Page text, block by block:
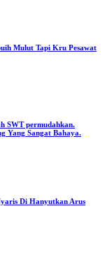
Mulut Tapi Kru Pesawat
SWT permudahkan.
Yang Sangat Bahaya.
Di Hanyutkan Arus